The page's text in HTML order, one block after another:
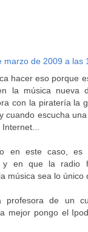
marzo de 2009 a las
hacer eso porque
la música nueva
con la piratería la
cuando escucha
Internet...
en este caso, es
y en que la radio
música sea lo único
profesora de un
mejor pongo el